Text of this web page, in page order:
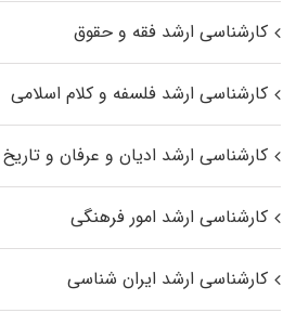
کارشناسی ارشد فقه و حقوق
کارشناسی ارشد فلسفه و کلام اسلامی
کارشناسی ارشد ادیان و عرفان و
کارشناسی ارشد امور فرهنگی
کارشناسی ارشد ایران شناسی